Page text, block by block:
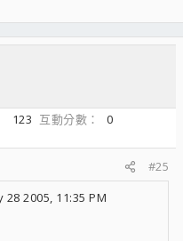
123 互動分數
0
#25
28 2005, 11:35 PM